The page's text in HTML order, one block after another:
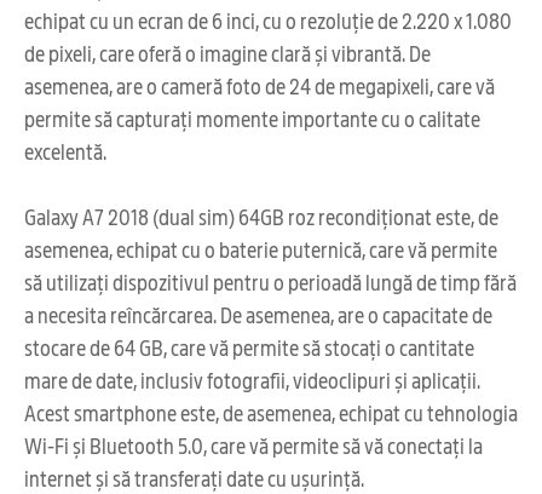
echipat cu un ecran de 6 inci, cu o rezoluție de 2.220 x 1.080
de pixeli, care oferă o imagine clară și vibrantă. De
asemenea, are o cameră foto de 24 de megapixeli, care vă
permite să capturați momente importante cu o calitate
excelentă.
Galaxy A7 2018 (dual sim) 64GB roz recondiționat este, de
asemenea, echipat cu o baterie puternică, care vă permite
să utilizați dispozitivul pentru o perioadă lungă de timp fără
a necesita reîncărcarea. De asemenea, are o capacitate de
stocare de 64 GB, care vă permite să stocați o cantitate
mare de date, inclusiv fotografii, videoclipuri și aplicații.
Acest smartphone este, de asemenea, echipat cu tehnologia
Wi-Fi și Bluetooth 5.0, care vă permite să vă conectați la
internet și să transferați date cu ușurință.